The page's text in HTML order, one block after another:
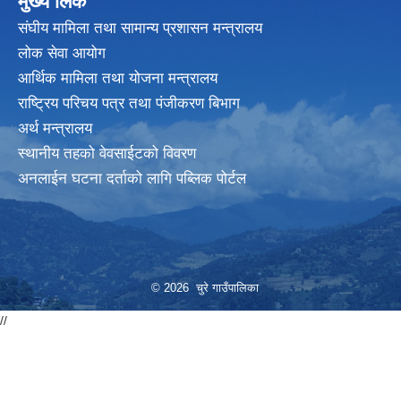
संघीय मामिला तथा सामान्य प्रशासन मन्त्रालय
लोक सेवा आयोग
आर्थिक मामिला तथा योजना मन्त्रालय
राष्ट्रिय परिचय पत्र तथा पंजीकरण बिभाग
अर्थ मन्त्रालय
स्थानीय तहको वेवसाईटको विवरण
अनलाईन घटना दर्ताको लागि पब्लिक पोर्टल
© 2026 चुरे गाउँपालिका
//